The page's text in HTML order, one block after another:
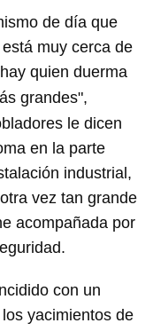
de día que
muy cerca de
quien duerma
grandes",
le dicen
en la parte
industrial,
vez tan grande
acompañada por
con un
yacimientos de